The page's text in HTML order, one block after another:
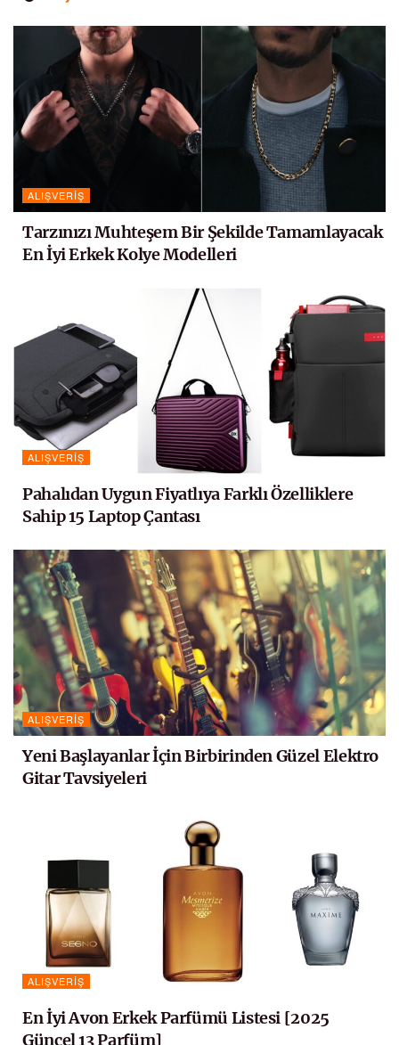
ALIŞVERIŞ
Tarzınızı Muhteşem Bir Şekilde Tamamlayacak
En İyi Erkek Kolye Modelleri
ALIŞVERIŞ
Pahalıdan Uygun Fiyatlıya Farklı Özelliklere
Sahip 15 Laptop Çantası
ALIŞVERIŞ
Yeni Başlayanlar İçin Birbirinden Güzel Elektro
Gitar Tavsiyeleri
ALIŞVERIŞ
En İyi Avon Erkek Parfümü Listesi [2025
Güncel 13 Parfüm]